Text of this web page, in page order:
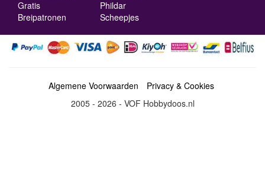
Gratis
Breipatronen
Phildar
Scheepjes
Algemene Voorwaarden
Privacy & Cookies
2005 - 2026 - VOF Hobbydoos.nl